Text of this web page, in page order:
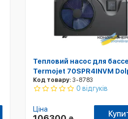
Тепловий насос для
Termojet 70SPR4INVM
Код товару:3-8783
0 відгуків
Ціна